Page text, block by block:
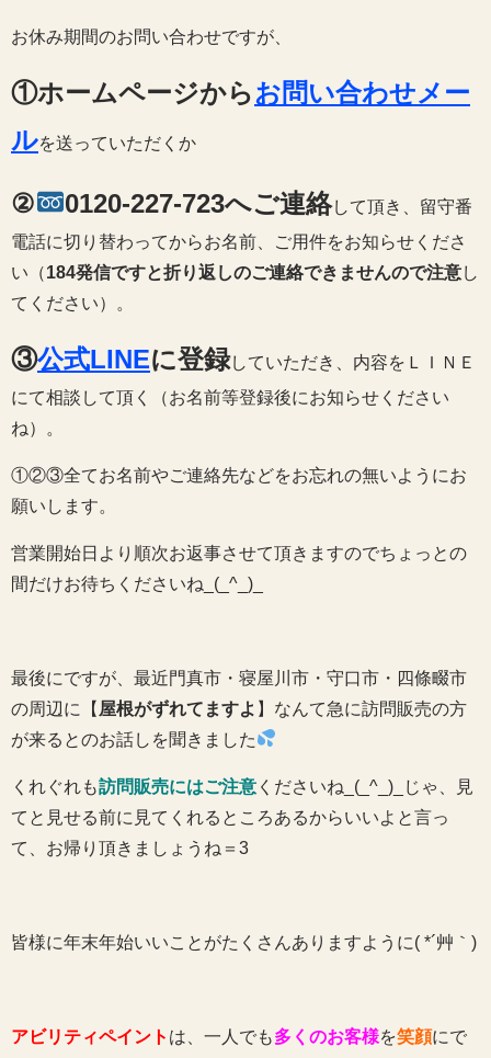
お休み期間のお問い合わせですが、
①ホームページからお問い合わせメー
ルを送っていただくか
② 0120-227-723へご連絡して頂き、留守番
電話に切り替わってからお名前、ご用件をお知らせくださ
い（184発信ですと折り返しのご連絡できませんので注意し
てください）。
③公式LINEに登録していただき、内容をＬＩＮＥ
にて相談して頂く（お名前等登録後にお知らせください
ね）。
①②③全てお名前やご連絡先などをお忘れの無いようにお
願いします。
営業開始日より順次お返事させて頂きますのでちょっとの
間だけお待ちくださいね_(_^_)_
最後にですが、最近門真市・寝屋川市・守口市・四條畷市
の周辺に【 屋根がずれてますよ 】なんて急に訪問販売の方
が来るとのお話しを聞きました
くれぐれも訪問販売にはご注意 くださいね_(_^_)_じゃ、見
てと見せる前に見てくれるところあるからいいよと言っ
て、お帰り頂きましょうね＝3
皆様に年末年始いいことがたくさんありますように( *´艸｀)
アビリティペイント は、一人でも多くのお客様を笑顔にで